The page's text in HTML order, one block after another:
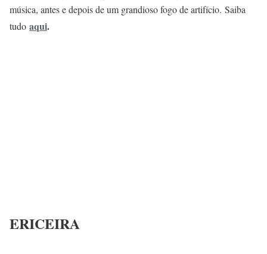
música, antes e depois de um grandioso fogo de artifício. Saiba
tudo aqui.
ERICEIRA